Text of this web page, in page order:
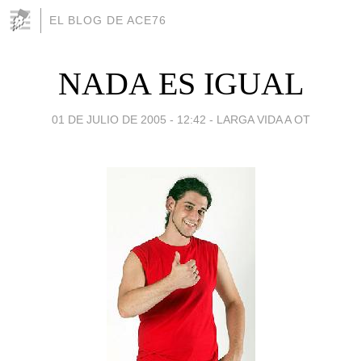
EL BLOG DE ACE76
NADA ES IGUAL
01 DE JULIO DE 2005 - 12:42 - LARGA VIDA A OT